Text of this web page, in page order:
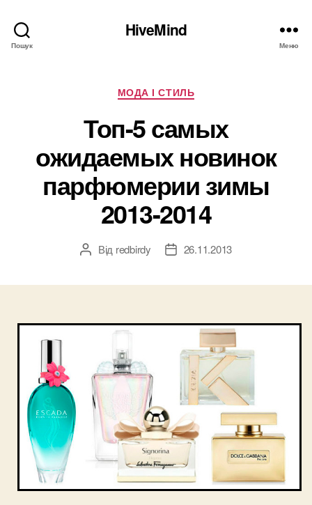
Пошук
HiveMind
Меню
Категорії
МОДА І СТИЛЬ
Топ-5 самых
ожидаемых новинок
парфюмерии зимы
2013-2014
Автор
Від redbirdy
Дата26.11.2013